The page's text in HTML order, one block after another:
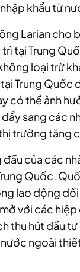
khẩu từ
Larian cho
tại Trung
loại trừ
Trung Quốc
có thể ảnh
sang các
trường tăng
của các
Quốc.
lao động
với các hiệp
thu hút đầu
ngoài